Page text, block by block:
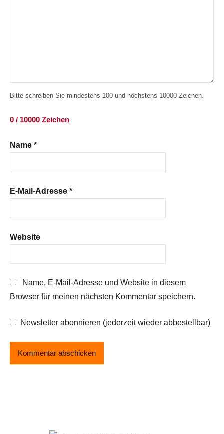
Bitte schreiben Sie mindestens 100 und höchstens 10000 Zeichen.
0 / 10000 Zeichen
Name *
E-Mail-Adresse *
Website
Name, E-Mail-Adresse und Website in diesem
Browser für meinen nächsten Kommentar speichern.
Newsletter abonnieren (jederzeit wieder abbestellbar)